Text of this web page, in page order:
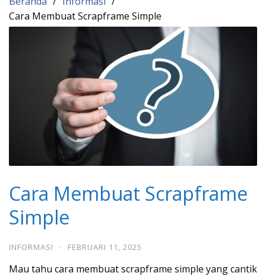
Cara Membuat Scrapframe Simple
Cara Membuat Scrapframe
Simple
INFORMASI · FEBRUARI 11, 2025
Mau tahu cara membuat scrapframe simple yang cantik